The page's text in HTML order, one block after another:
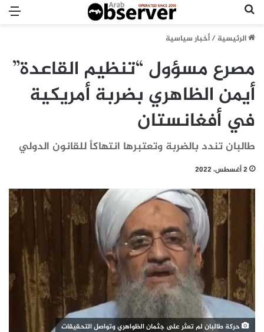
الرئيسية/أخبار سياسية
مصرع مسؤول “تنظيم القاعدة”
أيمن الظاهري بضربة أمريكية
في أفغانستان
طالبان تندد بالضربة وتعتبرها انتهاكاً للقانون الدولي
2 أغسطس، 2022
حركة طالبان لم تعثر على جثمان الظواهري وتواصل التحقيقات